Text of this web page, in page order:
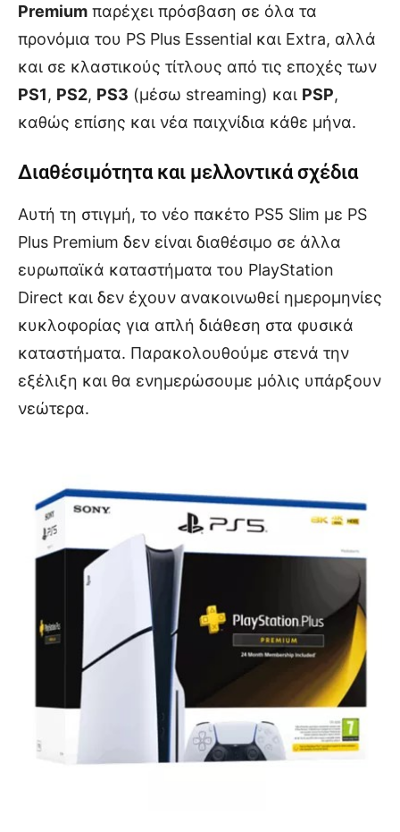
Premium παρέχει πρόσβαση σε όλα τα
προνόμια του PS Plus Essential και Extra, αλλά
και σε κλαστικούς τίτλους από τις εποχές των
PS1, PS2, PS3 (μέσω streaming) και PSP,
καθώς επίσης και νέα παιχνίδια κάθε μήνα.
Διαθέσιμότητα και μελλοντικά σχέδια
Αυτή τη στιγμή, το νέο πακέτο PS5 Slim με PS
Plus Premium δεν είναι διαθέσιμο σε άλλα
ευρωπαϊκά καταστήματα του PlayStation
Direct και δεν έχουν ανακοινωθεί ημερομηνίες
κυκλοφορίας για απλή διάθεση στα φυσικά
καταστήματα. Παρακολουθούμε στενά την
εξέλιξη και θα ενημερώσουμε μόλις υπάρξουν
νεώτερα.